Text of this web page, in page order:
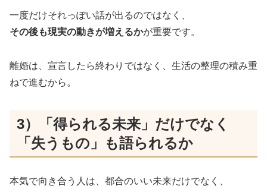
一度だけそれっぽい話が出るのではなく、
その後も現実の動きが増えるかが重要です。
離婚は、宣言したら終わりではなく、生活の整理の積み重
ねで進むから。
3）「得られる未来」だけでなく
「失うもの」も語られるか
本気で向き合う人は、都合のいい未来だけでなく、